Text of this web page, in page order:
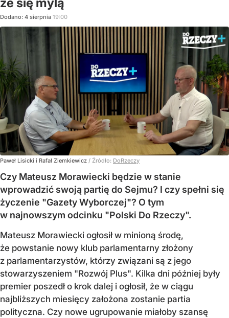
Dodano: 4 sierpnia 19:00
Paweł Lisicki i Rafał Ziemkiewicz / Źródło: DoRzeczy
Czy Mateusz Morawiecki będzie w stanie
wprowadzić swoją partię do Sejmu? I czy spełni się
życzenie "Gazety Wyborczej"? O tym
w najnowszym odcinku "Polski Do Rzeczy".
Mateusz Morawiecki ogłosił w minioną środę,
że powstanie nowy klub parlamentarny złożony
z parlamentarzystów, którzy związani są z jego
stowarzyszeniem "Rozwój Plus". Kilka dni później były
premier poszedł o krok dalej i ogłosił, że w ciągu
najbliższych miesięcy założona zostanie partia
polityczna. Czy nowe ugrupowanie miałoby szansę